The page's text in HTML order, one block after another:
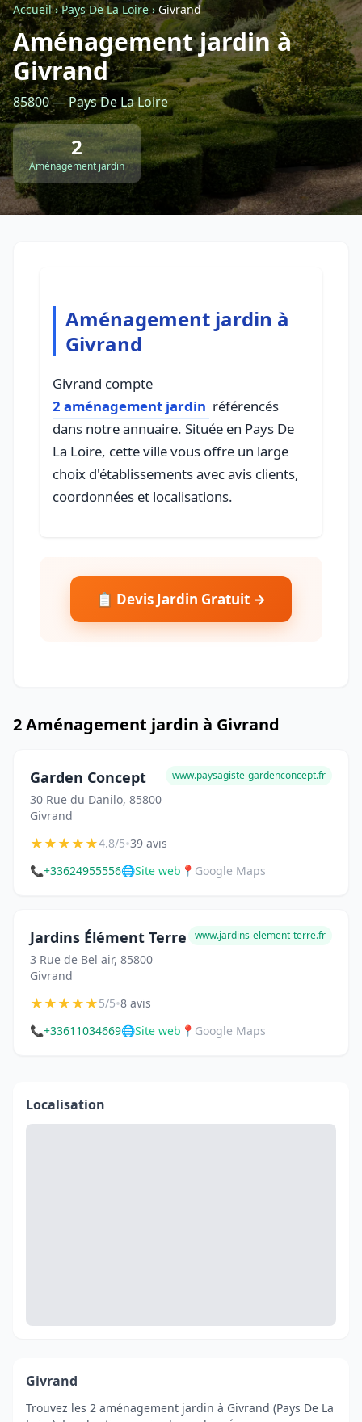
Retour à la liste des métiers
CGU-Confidentialité- Service proposé parViteUnDevis.com -Vous
Accueil›Pays De La Loire › Givrand
Aménagement jardin à
Givrand
85800 — Pays De La Loire
2
Aménagement jardin
Aménagement jardin à
Givrand
Givrand compte
2 aménagement jardin référencés
dans notre annuaire. Située en Pays De
La Loire, cette ville vous offre un large
choix d'établissements avec avis clients,
coordonnées et localisations.
📋 Devis Jardin Gratuit →
2 Aménagement jardin à Givrand
Garden Concept
30 Rue du Danilo, 85800
Givrand
www.paysagiste-gardenconcept.fr
★★★★★4.8/5•39 avis
📞+33624955556🌐Site web 📍 Google Maps
Jardins Élément Terre
3 Rue de Bel air, 85800
Givrand
www.jardins-element-terre.fr
★★★★★5/5•8 avis
📞+33611034669🌐Site web 📍 Google Maps
Localisation
Givrand
Trouvez les 2 aménagement jardin à Givrand (Pays De La